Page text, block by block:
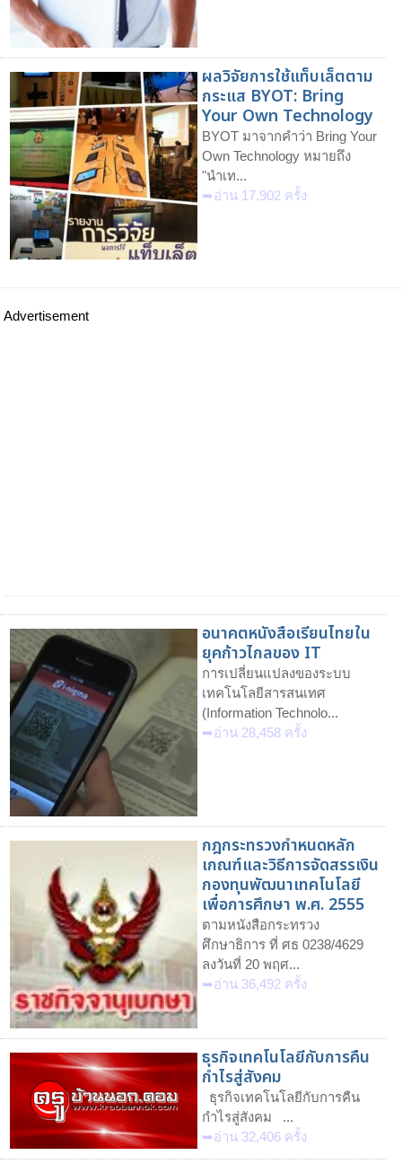
ผลวิจัยการใช้แท็บเล็ตตาม
กระแส BYOT: Bring
Your Own Technology
BYOT มาจากคำว่า Bring Your
Own Technology หมายถึง
"นำเท...
➥อ่าน 17,902 ครั้ง
Advertisement
อนาคตหนังสือเรียนไทยใน
ยุคก้าวไกลของ IT
การเปลี่ยนแปลงของระบบ
เทคโนโลยีสารสนเทศ
(Information Technolo...
➥อ่าน 28,458 ครั้ง
กฎกระทรวงกำหนดหลัก
เกณฑ์และวิธีการจัดสรรเงิน
กองทุนพัฒนาเทคโนโลยี
เพื่อการศึกษา พ.ศ. 2555
ตามหนังสือกระทรวง
ศึกษาธิการ ที่ ศธ 0238/4629
ลงวันที่ 20 พฤศ...
➥อ่าน 36,492 ครั้ง
ธุรกิจเทคโนโลยีกับการคืน
กำไรสู่สังคม
ธุรกิจเทคโนโลยีกับการคืน
กำไรสู่สังคม ...
➥อ่าน 32,406 ครั้ง